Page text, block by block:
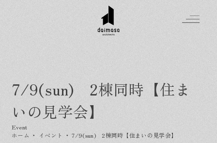
7/9(sun) 2棟同時【住ま
いの見学会】
ホーム ・ イベント ・7/9(sun) 2棟同時【住まいの見学会】
Greeting
はじめましての方へ
Made in DAIMASA
私たちの想い
For customer